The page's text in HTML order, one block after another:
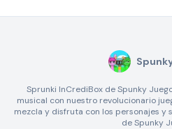
Sprunki InCrediBox de Spunky
musical con nuestro revolucionario
mezcla y disfruta con los personajes y
de Spunky